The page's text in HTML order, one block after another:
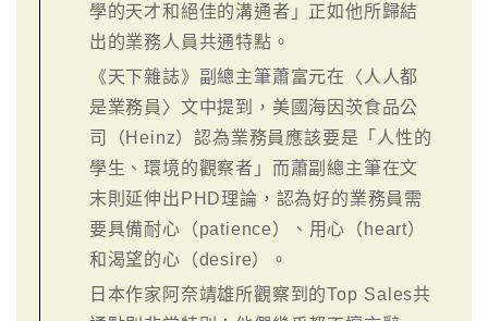
學的天才和絕佳的溝通者」正如他所歸結
出的業務人員共通特點。
《天下雜誌》副總主筆蕭富元在〈人人都
是業務員〉文中提到，美國海因茨食品公
司（Heinz）認為業務員應該要是「人性的
學生、環境的觀察者」而蕭副總主筆在文
末則延伸出PHD理論，認為好的業務員需
要具備耐心（patience）、用心（heart）
和渴望的心（desire）。
日本作家阿奈靖雄所觀察到的Top Sales共